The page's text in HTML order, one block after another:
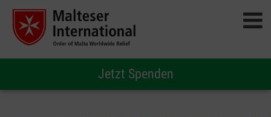
Jetzt Spenden